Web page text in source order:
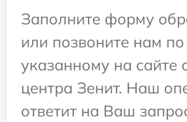
Заполните форму
или позвоните нам
указанному на сайте
центра Зенит. Наш
ответит на Ваш